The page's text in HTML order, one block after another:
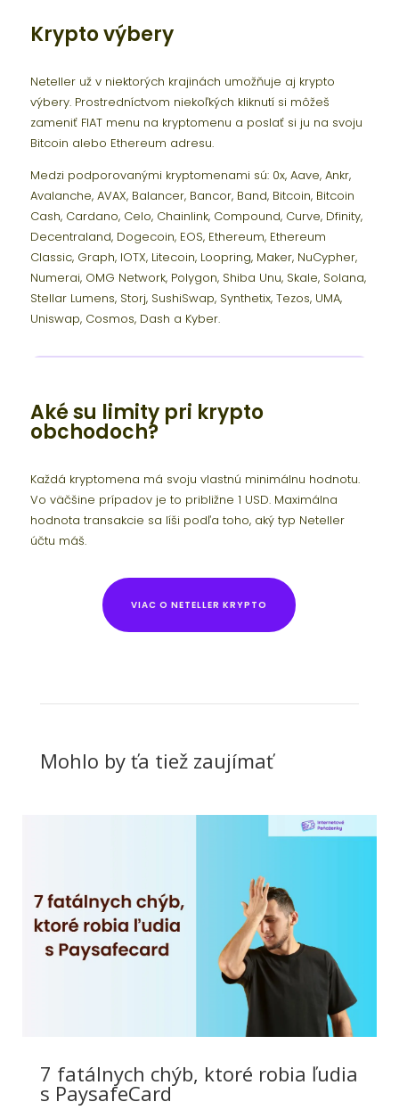
Krypto výbery
Neteller už v niektorých krajinách umožňuje aj krypto
výbery. Prostredníctvom niekoľkých kliknutí si môžeš
zameniť FIAT menu na kryptomenu a poslať si ju na svoju
Bitcoin alebo Ethereum adresu.
Medzi podporovanými kryptomenami sú: 0x, Aave, Ankr,
Avalanche, AVAX, Balancer, Bancor, Band, Bitcoin, Bitcoin
Cash, Cardano, Celo, Chainlink, Compound, Curve, Dfinity,
Decentraland, Dogecoin, EOS, Ethereum, Ethereum
Classic, Graph, IOTX, Litecoin, Loopring, Maker, NuCypher,
Numerai, OMG Network, Polygon, Shiba Unu, Skale, Solana,
Stellar Lumens, Storj, SushiSwap, Synthetix, Tezos, UMA,
Uniswap, Cosmos, Dash a Kyber.
Aké su limity pri krypto
obchodoch?
Každá kryptomena má svoju vlastnú minimálnu hodnotu.
Vo väčšine prípadov je to približne 1 USD. Maximálna
hodnota transakcie sa líši podľa toho, aký typ Neteller
účtu máš.
VIAC O NETELLER KRYPTO
Mohlo by ťa tiež zaujímať
7 fatálnych chýb, ktoré robia ľudia
s PaysafeCard